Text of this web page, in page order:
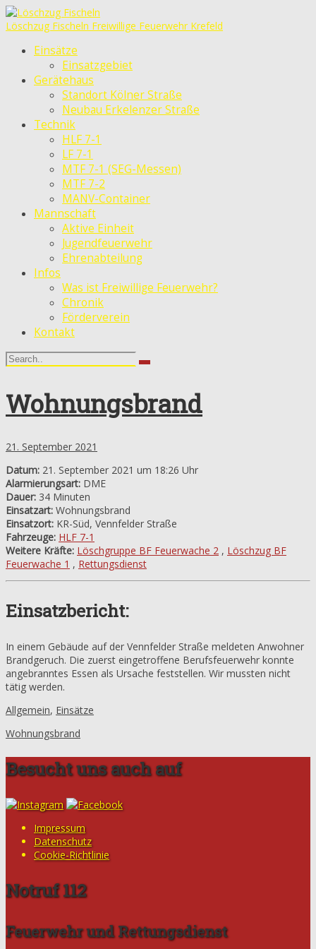
Löschzug Fischeln Freiwillige Feuerwehr Krefeld
Einsätze
Einsatzgebiet
Gerätehaus
Standort Kölner Straße
Neubau Erkelenzer Straße
Technik
HLF 7-1
LF 7-1
MTF 7-1 (SEG-Messen)
MTF 7-2
MANV-Container
Mannschaft
Aktive Einheit
Jugendfeuerwehr
Ehrenabteilung
Infos
Was ist Freiwillige Feuerwehr?
Chronik
Förderverein
Kontakt
Wohnungsbrand
21. September 2021
Datum: 21. September 2021 um 18:26 Uhr
Alarmierungsart: DME
Dauer: 34 Minuten
Einsatzart: Wohnungsbrand
Einsatzort: KR-Süd, Vennfelder Straße
Fahrzeuge: HLF 7-1
Weitere Kräfte: Löschgruppe BF Feuerwache 2 , Löschzug BF
Feuerwache 1 , Rettungsdienst
Einsatzbericht:
In einem Gebäude auf der Vennfelder Straße meldeten Anwohner
Brandgeruch. Die zuerst eingetroffene Berufsfeuerwehr konnte
angebranntes Essen als Ursache feststellen. Wir mussten nicht
tätig werden.
Allgemein, Einsätze
Wohnungsbrand
Besucht uns auch auf
Impressum
Datenschutz
Cookie-Richtlinie
Notruf 112
Feuerwehr und Rettungsdienst